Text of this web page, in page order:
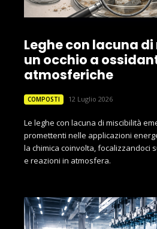
Leghe con lacuna
un occhio a
atmosferiche
COMPOSTI 12 Luglio 2026
Le leghe con lacuna di miscibilità
promettenti nelle applicazioni
la chimica coinvolta, focalizzandoci
e reazioni in atmosfera.